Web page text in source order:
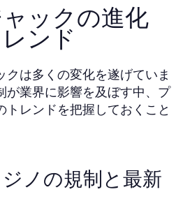
ックの進化
ンド
は多くの変化を遂げていま
が業界に影響を及ぼす中、プ
トレンドを把握しておくこと
ノの規制と最新